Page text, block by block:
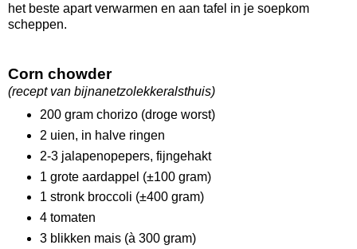
het beste apart verwarmen en aan tafel in je soepkom
scheppen.
Corn chowder
(recept van bijnanetzolekkeralsthuis)
200 gram chorizo (droge worst)
2 uien, in halve ringen
2-3 jalapenopepers, fijngehakt
1 grote aardappel (±100 gram)
1 stronk broccoli (±400 gram)
4 tomaten
3 blikken mais (à 300 gram)